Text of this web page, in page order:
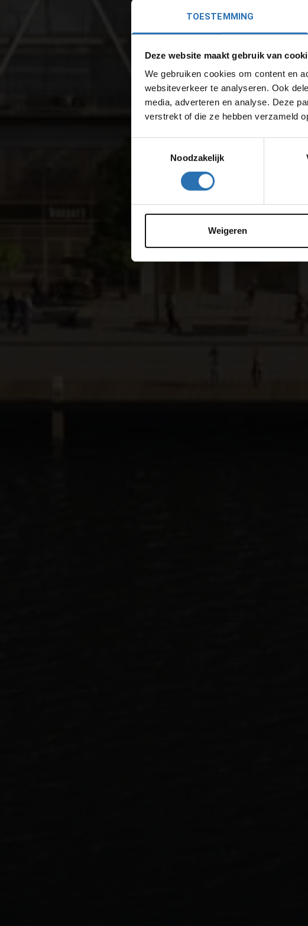
TOESTEMMING
Deze website maakt gebruik van
We gebruiken cookies om content en
websiteverkeer te analyseren. Ook
media, adverteren en analyse. Deze
verstrekt of die ze hebben verzameld
Noodzakelijk
Weigeren